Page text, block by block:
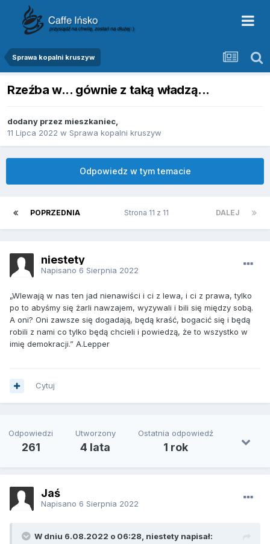
Sprawa kopalni kruszyw
Rzeźba w... gównie z taką władzą...
dodany przez mieszkaniec,
11 Lipca 2022 w Sprawa kopalni kruszyw
Odpowiedz w tym temacie
POPRZEDNIA DALEJ
Strona 11 z 11
niestety
Napisano 6 Sierpnia 2022
„Wlewają w nas ten jad nienawiści i ci z lewa, i ci z prawa, tylko
po to abyśmy się żarli nawzajem, wyzywali i bili się między sobą.
A oni? Oni zawsze się dogadają, będą kraść, bogacić się i będą
robili z nami co tylko będą chcieli i powiedzą, że to wszystko w
imię demokracji.” A.Lepper
Cytuj
Odpowiedzi
261
Utworzony
4 lata
Ostatnia odpowiedź
1 rok
Jaś
Napisano 6 Sierpnia 2022
W dniu 6.08.2022 o 06:28, niestety napisał: